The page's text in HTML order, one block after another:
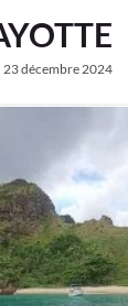
23 décembre 2024